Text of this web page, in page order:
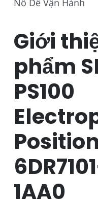
Giới
phẩm
PS100
1AA0